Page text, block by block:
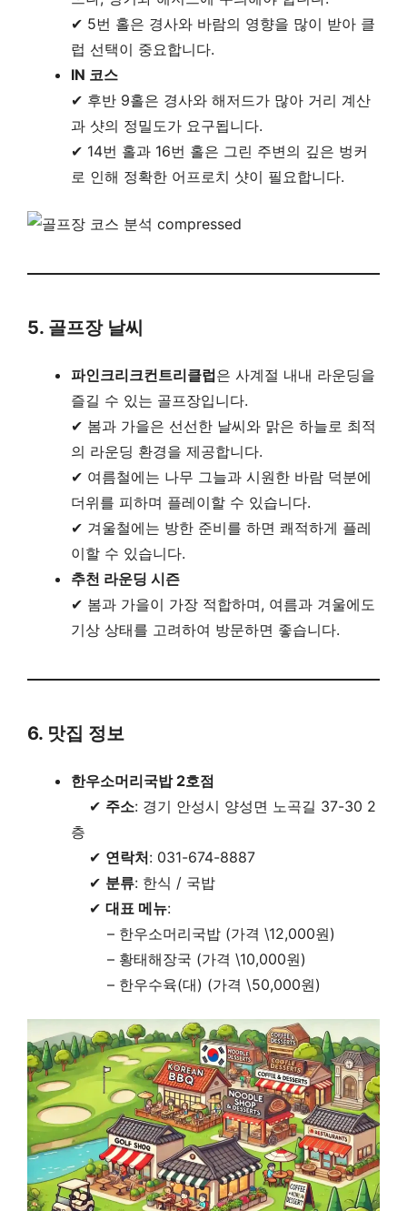
✔ 5번 홀은 경사와 바람의 영향을 많이 받아 클
럽 선택이 중요합니다.
IN 코스
✔ 후반 9홀은 경사와 해저드가 많아 거리 계산
과 샷의 정밀도가 요구됩니다.
✔ 14번 홀과 16번 홀은 그린 주변의 깊은 벙커
로 인해 정확한 어프로치 샷이 필요합니다.
5. 골프장 날씨
파인크리크컨트리클럽은 사계절 내내 라운딩을
즐길 수 있는 골프장입니다.
✔ 봄과 가을은 선선한 날씨와 맑은 하늘로 최적
의 라운딩 환경을 제공합니다.
✔ 여름철에는 나무 그늘과 시원한 바람 덕분에
더위를 피하며 플레이할 수 있습니다.
✔ 겨울철에는 방한 준비를 하면 쾌적하게 플레
이할 수 있습니다.
추천 라운딩 시즌
✔ 봄과 가을이 가장 적합하며, 여름과 겨울에도
기상 상태를 고려하여 방문하면 좋습니다.
6. 맛집 정보
한우소머리국밥 2호점
✔ 주소: 경기 안성시 양성면 노곡길 37-30 2
층
✔ 연락처: 031-674-8887
✔ 분류: 한식 / 국밥
✔ 대표 메뉴:
– 한우소머리국밥 (가격 \12,000원)
– 황태해장국 (가격 \10,000원)
– 한우수육(대) (가격 \50,000원)